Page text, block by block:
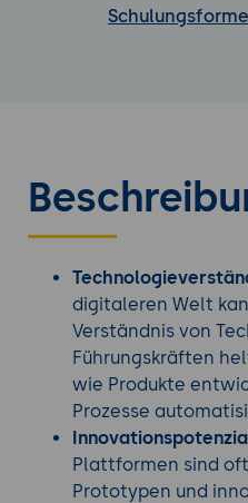
digitaleren Welt
Verständnis von
Führungskräften
wie Produkte
Prozesse
Plattformen sind
Prototypen und